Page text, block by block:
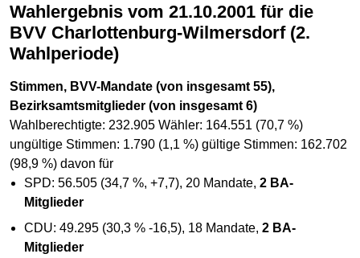
Wahlergebnis vom 21.10.2001 für die
BVV Charlottenburg-Wilmersdorf (2.
Wahlperiode)
Stimmen, BVV-Mandate (von insgesamt 55),
Bezirksamtsmitglieder (von insgesamt 6)
Wahlberechtigte: 232.905 Wähler: 164.551 (70,7 %)
ungültige Stimmen: 1.790 (1,1 %) gültige Stimmen: 162.702
(98,9 %) davon für
SPD: 56.505 (34,7 %, +7,7), 20 Mandate, 2 BA-
Mitglieder
CDU: 49.295 (30,3 % -16,5), 18 Mandate, 2 BA-
Mitglieder